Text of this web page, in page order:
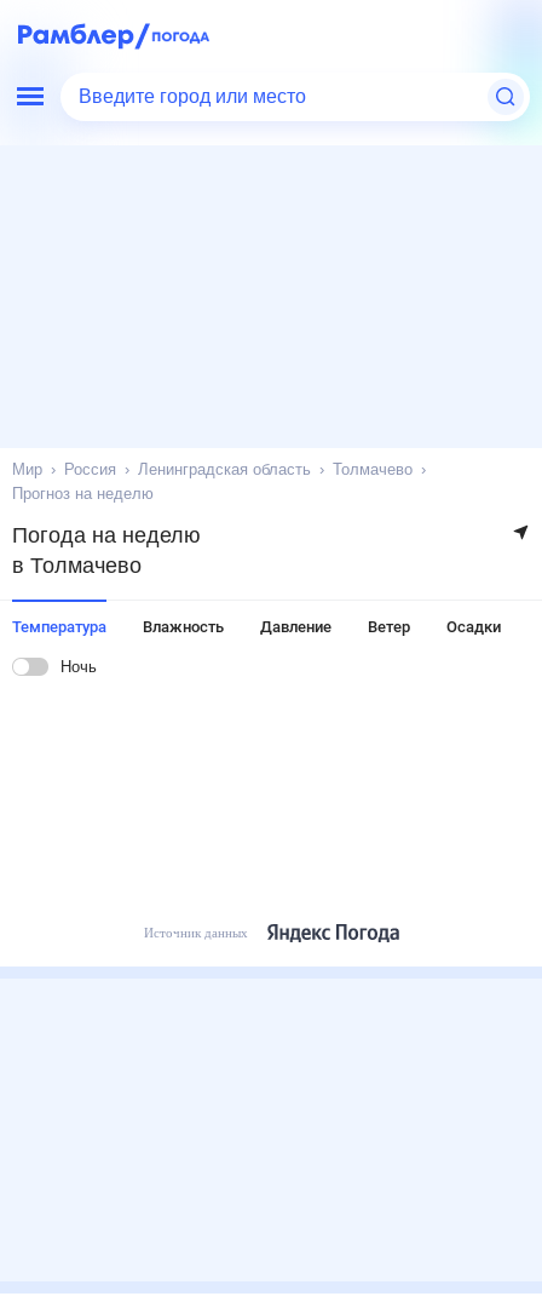
Введите город или место
Мир Россия Ленинградская область
Толмачево
Прогноз на неделю
Погода на неделю
в Толмачево
Температура Влажность Давление Ветер Осадки
Ночь
Источник данных